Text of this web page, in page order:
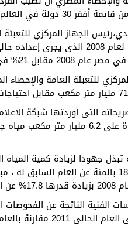
العالم من حيث المياه.
الجهاز المركزي
السنوى لإحصاء البيئة لعام
للتعبئة العامة
2008 بزيادة قدرها 18.4 بالمئة عن
الفنية الناتجة عن
مقارنة بالعام الماضي .